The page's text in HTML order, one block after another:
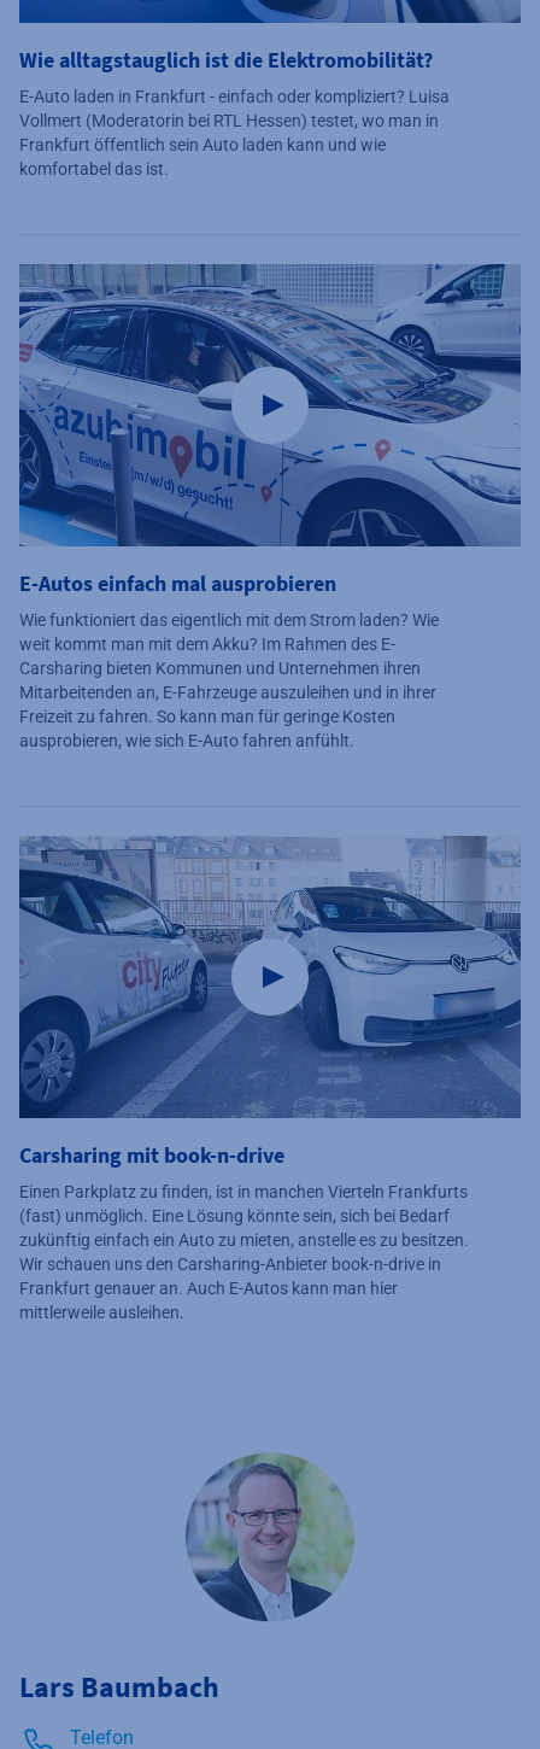
Wie alltagstauglich ist die Elektromobilität?
E-Auto laden in Frankfurt - einfach oder kompliziert? Luisa
Vollmert (Moderatorin bei RTL Hessen) testet, wo man in
Frankfurt öffentlich sein Auto laden kann und wie
komfortabel das ist.
E-Autos einfach mal ausprobieren
Wie funktioniert das eigentlich mit dem Strom laden? Wie
weit kommt man mit dem Akku? Im Rahmen des E-
Carsharing bieten Kommunen und Unternehmen ihren
Mitarbeitenden an, E-Fahrzeuge auszuleihen und in ihrer
Freizeit zu fahren. So kann man für geringe Kosten
ausprobieren, wie sich E-Auto fahren anfühlt.
Carsharing mit book-n-drive
Einen Parkplatz zu finden, ist in manchen Vierteln Frankfurts
(fast) unmöglich. Eine Lösung könnte sein, sich bei Bedarf
zukünftig einfach ein Auto zu mieten, anstelle es zu besitzen.
Wir schauen uns den Carsharing-Anbieter book-n-drive in
Frankfurt genauer an. Auch E-Autos kann man hier
mittlerweile ausleihen.
Lars Baumbach
Telefon